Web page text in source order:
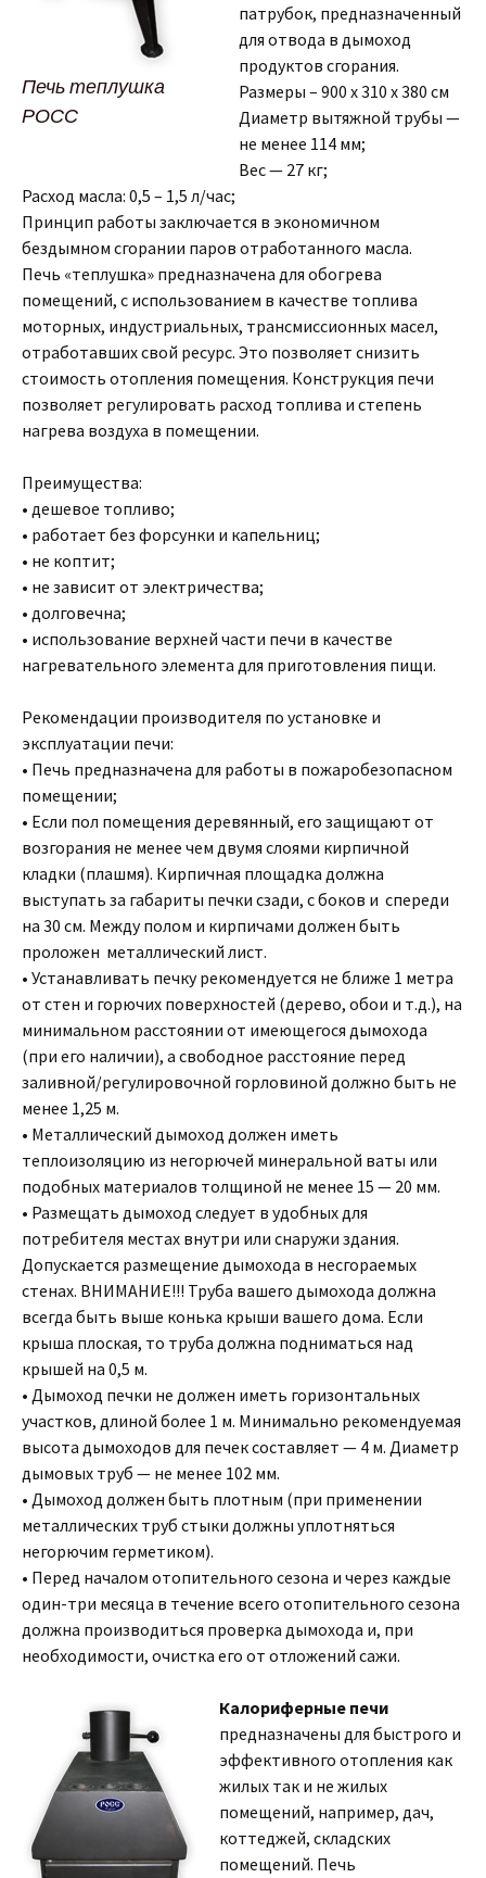
Печь теплушка
РОСС
патрубок, предназначенный
для отвода в дымоход
продуктов сгорания.
Размеры – 900 х 310 х 380 см
Диаметр вытяжной трубы —
не менее 114 мм;
Вес — 27 кг;
Расход масла: 0,5 – 1,5 л/час;
Принцип работы заключается в экономичном
бездымном сгорании паров отработанного масла.
Печь «теплушка» предназначена для обогрева
помещений, с использованием в качестве топлива
моторных, индустриальных, трансмиссионных масел,
отработавших свой ресурс. Это позволяет снизить
стоимость отопления помещения. Конструкция печи
позволяет регулировать расход топлива и степень
нагрева воздуха в помещении.
Преимущества:
• дешевое топливо;
• работает без форсунки и капельниц;
• не коптит;
• не зависит от электричества;
• долговечна;
• использование верхней части печи в качестве
нагревательного элемента для приготовления пищи.
Рекомендации производителя по установке и
эксплуатации печи:
• Печь предназначена для работы в пожаробезопасном
помещении;
• Если пол помещения деревянный, его защищают от
возгорания не менее чем двумя слоями кирпичной
кладки (плашмя). Кирпичная площадка должна
выступать за габариты печки сзади, с боков и спереди
на 30 см. Между полом и кирпичами должен быть
проложен металлический лист.
• Устанавливать печку рекомендуется не ближе 1 метра
от стен и горючих поверхностей (дерево, обои и т.д.), на
минимальном расстоянии от имеющегося дымохода
(при его наличии), а свободное расстояние перед
заливной/регулировочной горловиной должно быть не
менее 1,25 м.
• Металлический дымоход должен иметь
теплоизоляцию из негорючей минеральной ваты или
подобных материалов толщиной не менее 15 — 20 мм.
• Размещать дымоход следует в удобных для
потребителя местах внутри или снаружи здания.
Допускается размещение дымохода в несгораемых
стенах. ВНИМАНИЕ!!! Труба вашего дымохода должна
всегда быть выше конька крыши вашего дома. Если
крыша плоская, то труба должна подниматься над
крышей на 0,5 м.
• Дымоход печки не должен иметь горизонтальных
участков, длиной более 1 м. Минимально рекомендуемая
высота дымоходов для печек составляет — 4 м. Диаметр
дымовых труб — не менее 102 мм.
• Дымоход должен быть плотным (при применении
металлических труб стыки должны уплотняться
негорючим герметиком).
• Перед началом отопительного сезона и через каждые
один-три месяца в течение всего отопительного сезона
должна производиться проверка дымохода и, при
необходимости, очистка его от отложений сажи.
Калориферные печи
предназначены для быстрого и
эффективного отопления как
жилых так и не жилых
помещений, например, дач,
коттеджей, складских
помещений. Печь